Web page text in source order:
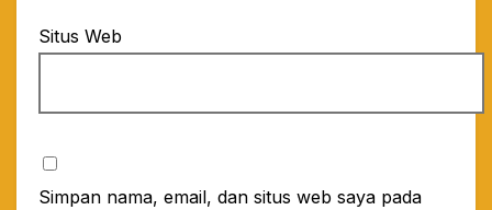
Situs Web
Simpan nama, email, dan situs web saya pada